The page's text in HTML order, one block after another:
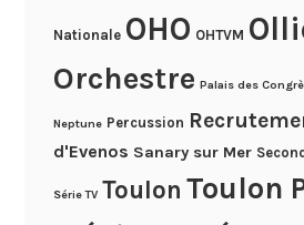
Nationale OHO OHTVM
Orchestre Palais des
Neptune Percussion
d'Evenos Sanary sur Mer
Série TV Toulon Toulon